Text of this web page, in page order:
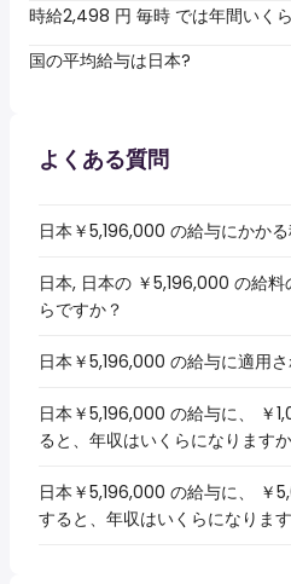
時給2,498 円 毎時 では年間いく
国の平均給与は日本?
よくある質問
日本￥5,196,000 の給与にかか
日本, 日本の ￥5,196,000 の給
らですか？
日本￥5,196,000 の給与に適用
日本￥5,196,000 の給与に、 ￥
ると、年収はいくらになります
日本￥5,196,000 の給与に、 ￥
すると、年収はいくらになりま